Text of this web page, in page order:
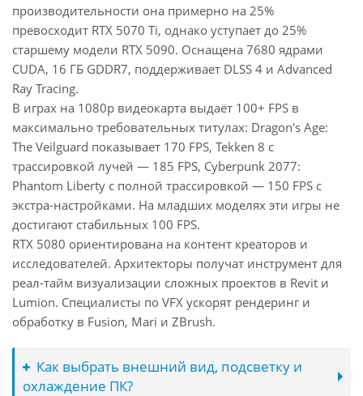
производительности она примерно на 25%
превосходит RTX 5070 Ti, однако уступает до 25%
старшему модели RTX 5090. Оснащена 7680 ядрами
CUDA, 16 ГБ GDDR7, поддерживает DLSS 4 и Advanced
Ray Tracing.
В играх на 1080p видеокарта выдаёт 100+ FPS в
максимально требовательных титулах: Dragon's Age:
The Veilguard показывает 170 FPS, Tekken 8 с
трассировкой лучей — 185 FPS, Cyberpunk 2077:
Phantom Liberty с полной трассировкой — 150 FPS с
экстра-настройками. На младших моделях эти игры не
достигают стабильных 100 FPS.
RTX 5080 ориентирована на контент креаторов и
исследователей. Архитекторы получат инструмент для
реал-тайм визуализации сложных проектов в Revit и
Lumion. Специалисты по VFX ускорят рендеринг и
обработку в Fusion, Mari и ZBrush.
Как выбрать внешний вид, подсветку и
охлаждение ПК?